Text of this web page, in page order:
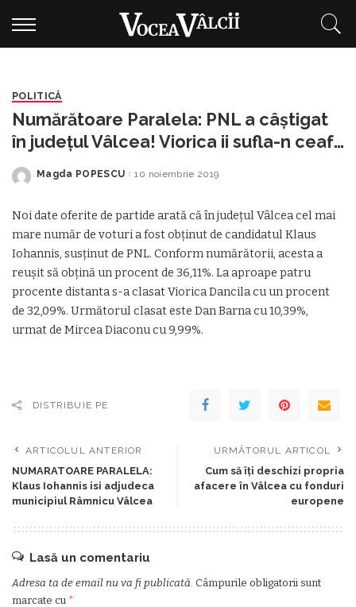
POLITICĂ
Numărătoare Paralela: PNL a câștigat
în județul Vâlcea! Viorica ii sufla-n ceafă
lui Iohannis
Posted
Magda POPESCU 10 noiembrie 2019
Noi date oferite de partide arată că în județul Vâlcea cel mai
mare număr de voturi a fost obținut de candidatul Klaus
Iohannis, susținut de PNL. Conform numărătorii, acesta a
reușit să obțină un procent de 36,11%. La aproape patru
procente distanta s-a clasat Viorica Dancila cu un procent
de 32,09%. Următorul clasat este Dan Barna cu 10,39%,
urmat de Mircea Diaconu cu 9,99%.
DISTRIBUIE PE
ARTICOLUL ANTERIOR
NUMARATOARE PARALELA:
Klaus Iohannis isi adjudeca
municipiul Râmnicu Vâlcea
URMĂTORUL ARTICOL
Cum să îți deschizi propria
afacere în Vâlcea cu fonduri
europene
Lasă un comentariu
Adresa ta de email nu va fi publicată. Câmpurile obligatorii sunt
marcate cu *